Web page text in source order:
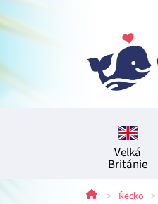
Velká
Británie
> Řecko >